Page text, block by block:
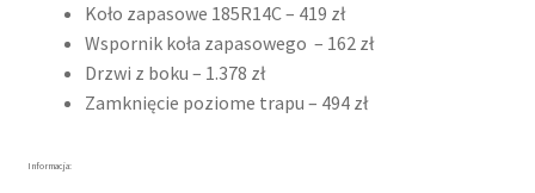
Koło zapasowe 185R14C – 419 zł
Wspornik koła zapasowego – 162 zł
Drzwi z boku – 1.378 zł
Zamknięcie poziome trapu – 494 zł
Informacja: